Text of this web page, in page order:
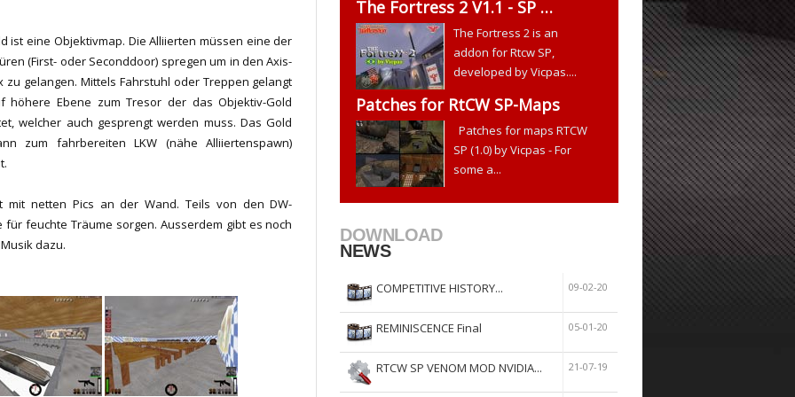
ist eine Objektivmap. Die Alliierten müssen eine der
(First- oder Seconddoor) spregen um in den Axis-
zu gelangen. Mittels Fahrstuhl oder Treppen gelangt
höhere Ebene zum Tresor der das Objektiv-Gold
welcher auch gesprengt werden muss. Das Gold
zum fahrbereiten LKW (nähe Alliiertenspawn)
mit netten Pics an der Wand. Teils von den DW-
feuchte Träume sorgen. Ausserdem gibt es noch
dazu.
The Fortress 2 V1.1 - SP …
The Fortress 2 is an
addon for Rtcw SP,
developed by Vicpas....
Patches for RtCW SP-Maps
Patches for maps RTCW
SP (1.0) by Vicpas - For
some a...
DOWNLOAD
NEWS
COMPETITIVE HISTORY... 09-02-20
REMINISCENCE Final 05-01-20
RTCW SP VENOM MOD NVIDIA... 21-07-19